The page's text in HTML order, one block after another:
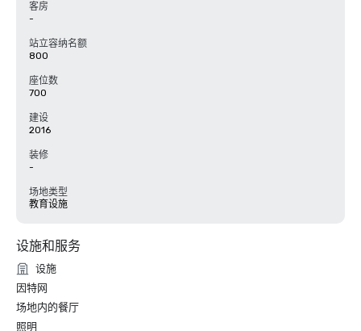
客房
-
站立容纳名额
800
座位数
700
建设
2016
装修
-
场地类型
教育设施
设施和服务
设施
因特网
场地内的餐厅
照明